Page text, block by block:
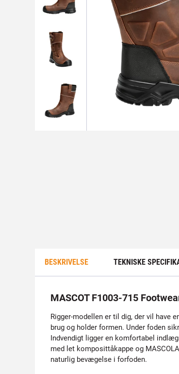
BESKRIVELSE TEKNISKE
MASCOT F1003-715
Rigger-modellen er til dig, der vil have
brug og holder formen. Under foden
Indvendigt ligger en komfortabel
med let komposittåkappe og
naturlig bevægelse i forfoden.